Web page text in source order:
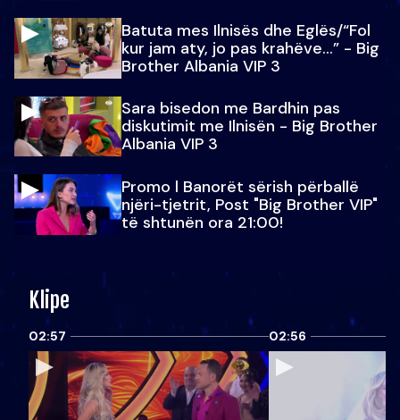
Batuta mes Ilnisës dhe Eglës/“Fol
kur jam aty, jo pas krahëve…” - Big
Brother Albania VIP 3
Sara bisedon me Bardhin pas
diskutimit me Ilnisën - Big Brother
Albania VIP 3
Promo l Banorët sërish përballë
njëri-tjetrit, Post "Big Brother VIP"
të shtunën ora 21:00!
Klipe
02:57 02:56